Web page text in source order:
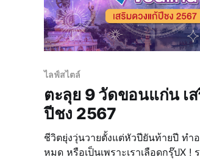
ไลฟ์สไตล์
ตะลุย 9 วัดขอนแก่น เ
ปีชง 2567
ชีวิตยุ่งวุ่นวายตั้งแต่หัวปียันท้ายปี ทำ
หมด หรือเป็นเพราะเราเลือดกรุ๊ปX !